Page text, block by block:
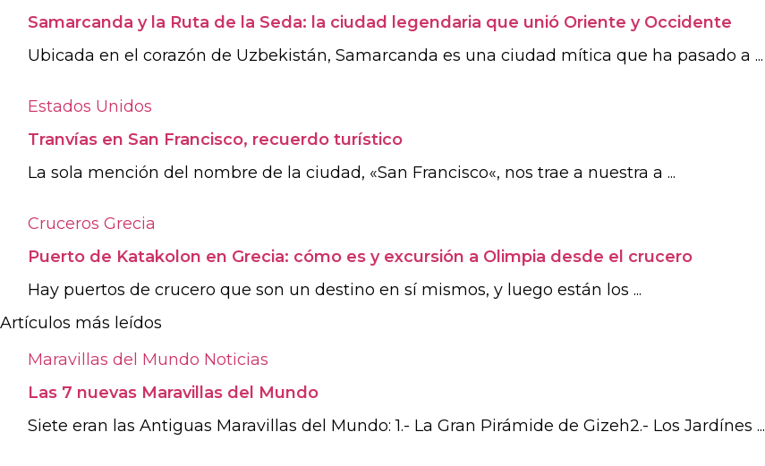
Samarcanda y la Ruta de la Seda: la ciudad legendaria que unió Oriente y Occidente
Ubicada en el corazón de Uzbekistán, Samarcanda es una ciudad mítica que ha pasado a ...
Estados Unidos
Tranvías en San Francisco, recuerdo turístico
La sola mención del nombre de la ciudad, «San Francisco«, nos trae a nuestra a ...
Cruceros Grecia
Puerto de Katakolon en Grecia: cómo es y excursión a Olimpia desde el crucero
Hay puertos de crucero que son un destino en sí mismos, y luego están los ...
Artículos más leídos
Maravillas del Mundo Noticias
Las 7 nuevas Maravillas del Mundo
Siete eran las Antiguas Maravillas del Mundo: 1.- La Gran Pirámide de Gizeh2.- Los Jardínes ...